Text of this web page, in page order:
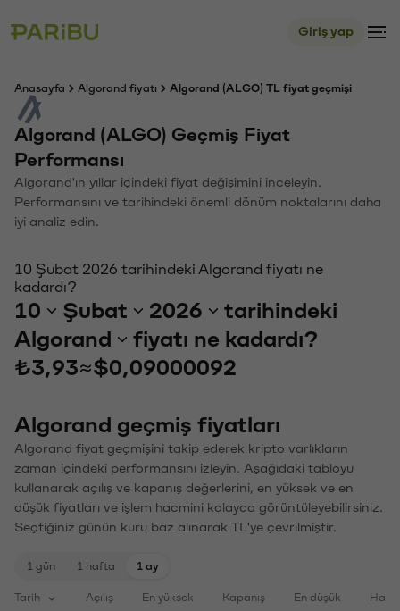
Giriş yap
Anasayfa Algorand fiyatı Algorand (ALGO) TL fiyat geçmişi
Algorand (ALGO) Geçmiş Fiyat
Performansı
Algorand'ın yıllar içindeki fiyat değişimini inceleyin.
Performansını ve tarihindeki önemli dönüm noktalarını daha
iyi analiz edin.
10 Şubat 2026 tarihindeki Algorand fiyatı ne
kadardı?
10 Şubat 2026
tarihindeki
Algorand
fiyatı ne kadardı?
₺3,93≈$0,09000092
Algorand geçmiş fiyatları
Algorand fiyat geçmişini takip ederek kripto varlıkların
zaman içindeki performansını izleyin. Aşağıdaki tabloyu
kullanarak açılış ve kapanış değerlerini, en yüksek ve en
düşük fiyatları ve işlem hacmini kolayca görüntüleyebilirsiniz.
Seçtiğiniz günün kuru baz alınarak TL'ye çevrilmiştir.
1 gün 1 hafta 1 ay
Tarih Açılış En yüksek Kapanış En düşük